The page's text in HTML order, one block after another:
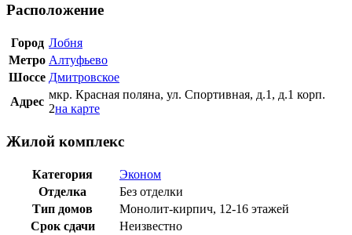
Расположение
Город Лобня
Метро Алтуфьево
Шоссе Дмитровское
Адрес
мкр. Красная поляна, ул. Спортивная, д.1, д.1 корп.
2на карте
Жилой комплекс
Категория
Эконом
Отделка
Без отделки
Тип домов
Монолит-кирпич, 12-16 этажей
Срок сдачи
Неизвестно